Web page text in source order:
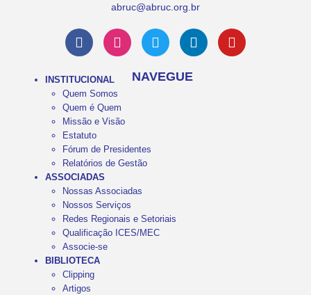
abruc@abruc.org.br
NAVEGUE
INSTITUCIONAL
Quem Somos
Quem é Quem
Missão e Visão
Estatuto
Fórum de Presidentes
Relatórios de Gestão
ASSOCIADAS
Nossas Associadas
Nossos Serviços
Redes Regionais e Setoriais
Qualificação ICES/MEC
Associe-se
BIBLIOTECA
Clipping
Artigos